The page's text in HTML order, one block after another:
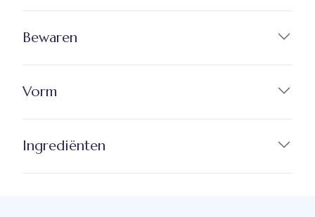
Bewaren
Vorm
Ingrediënten